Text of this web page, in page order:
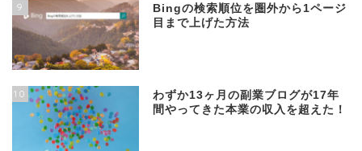
9
Bingの検索順位を圏外から1ページ
目まで上げた方法
10
わずか13ヶ月の副業ブログが17年
間やってきた本業の収入を超えた！